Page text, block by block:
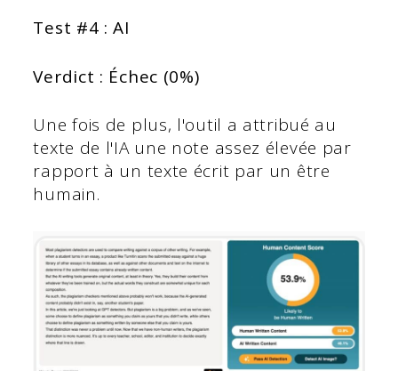
Test #4 : AI
Verdict : Échec (0%)
Une fois de plus, l'outil a attribué au
texte de l'IA une note assez élevée par
rapport à un texte écrit par un être
humain.